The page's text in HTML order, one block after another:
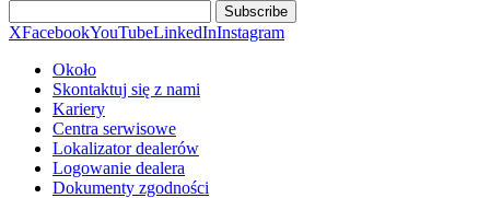
Subscribe
XFacebookYouTubeLinkedInInstagram
Około
Skontaktuj się z nami
Kariery
Centra serwisowe
Lokalizator dealerów
Logowanie dealera
Dokumenty zgodności